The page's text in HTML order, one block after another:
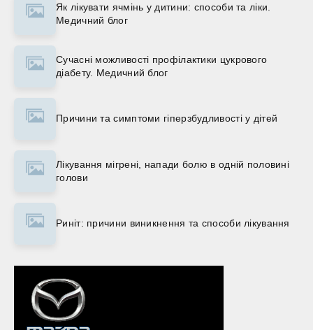
Як лікувати ячмінь у дитини: способи та ліки.
Медичний блог
Сучасні можливості профілактики цукрового
діабету. Медичний блог
Причини та симптоми гіперзбудливості у дітей
Лікування мігрені, напади болю в одній половині
голови
Риніт: причини виникнення та способи лікування